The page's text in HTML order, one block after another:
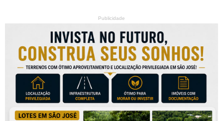
Publicidade